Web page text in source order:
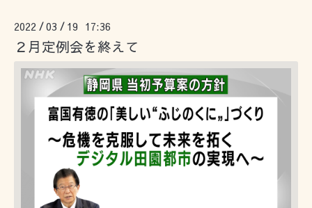
2022 /03 / 19 17:36
２月定例会を終えて